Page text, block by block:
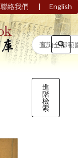
聯絡我們 | English
進
階
檢
索